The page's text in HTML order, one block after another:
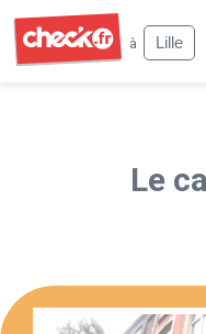
à
Lille
Le